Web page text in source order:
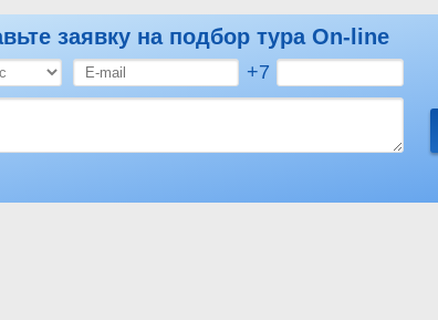
по этому отелю Посмотреть другие
заявку на подбор тура On-line
+7